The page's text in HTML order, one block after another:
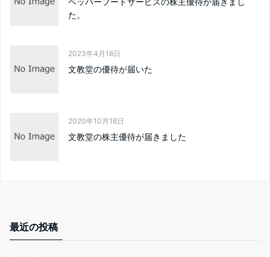
た。
2023年4月18日
文教堂の優待が届いた
2020年10月18日
文教堂の株主優待が届きました
最近の投稿